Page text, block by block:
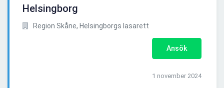
Helsingborg
Region Skåne, Helsingborgs lasarett
Ansök
1 november 2024